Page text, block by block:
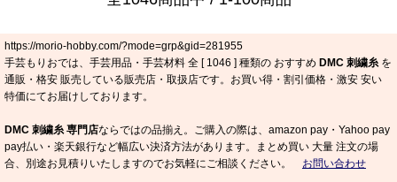
https://morio-hobby.com/?mode=grp&gid=281955
手芸もりおでは、手芸用品・手芸材料 全 [ 1046 ] 種類の おすすめ DMC 刺繍糸を
通販・格安 販売している販売店・取扱店です。お買い得・割引価格・激安 安い
特価にてお届けしております。
DMC 刺繍糸 専門店ならではの品揃え。ご購入の際は、amazon pay・Yahoo pay
pay払い・楽天銀行など幅広い決済方法があります。まとめ買い 大量 注文の場
合、別途お見積りいたしますのでお気軽にご相談ください。 お問い合わせ